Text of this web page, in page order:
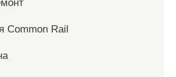
Common Rail